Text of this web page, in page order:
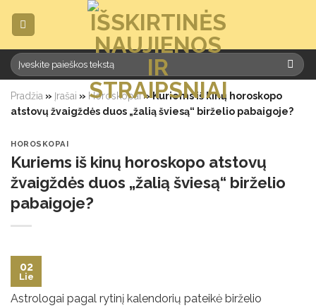
Pradžia » Įrašai » Horoskopai»Kuriems iš kinų horoskopo
atstovų žvaigždės duos „žalią šviesą“ birželio pabaigoje?
HOROSKOPAI
Kuriems iš kinų horoskopo atstovų
žvaigždės duos „žalią šviesą“ birželio
pabaigoje?
02
Lie
Astrologai pagal rytinį kalendorių pateikė birželio